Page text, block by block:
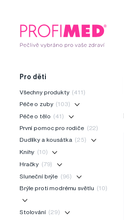
Pro děti
Všechny produkty (411)
Péče o zuby (103)
Péče o tělo (41)
První pomoc pro rodiče (22)
Dudlíky a kousátka (25)
Knihy (10)
Hračky (79)
Sluneční brýle (96)
Brýle proti modrému světlu (10)
Stolování (29)